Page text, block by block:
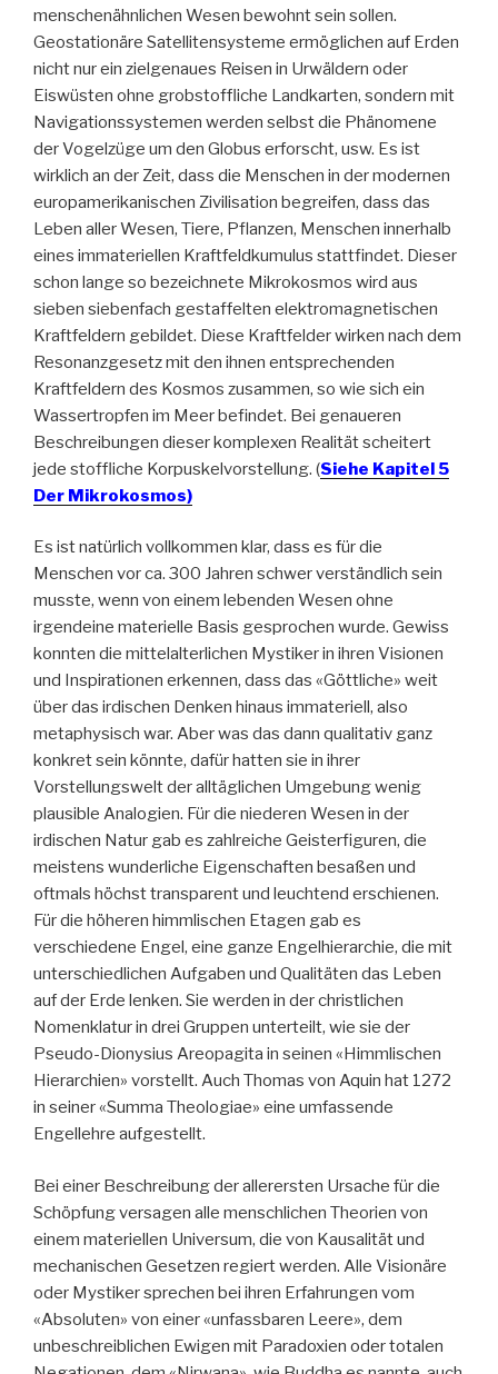
menschenähnlichen Wesen bewohnt sein sollen.
Geostationäre Satellitensysteme ermöglichen auf Erden
nicht nur ein zielgenaues Reisen in Urwäldern oder
Eiswüsten ohne grobstoffliche Landkarten, sondern mit
Navigationssystemen werden selbst die Phänomene
der Vogelzüge um den Globus erforscht, usw. Es ist
wirklich an der Zeit, dass die Menschen in der modernen
europamerikanischen Zivilisation begreifen, dass das
Leben aller Wesen, Tiere, Pflanzen, Menschen innerhalb
eines immateriellen Kraftfeldkumulus stattfindet. Dieser
schon lange so bezeichnete Mikrokosmos wird aus
sieben siebenfach gestaffelten elektromagnetischen
Kraftfeldern gebildet. Diese Kraftfelder wirken nach dem
Resonanzgesetz mit den ihnen entsprechenden
Kraftfeldern des Kosmos zusammen, so wie sich ein
Wassertropfen im Meer befindet. Bei genaueren
Beschreibungen dieser komplexen Realität scheitert
jede stoffliche Korpuskelvorstellung. (Siehe Kapitel 5
Der Mikrokosmos)
Es ist natürlich vollkommen klar, dass es für die
Menschen vor ca. 300 Jahren schwer verständlich sein
musste, wenn von einem lebenden Wesen ohne
irgendeine materielle Basis gesprochen wurde. Gewiss
konnten die mittelalterlichen Mystiker in ihren Visionen
und Inspirationen erkennen, dass das «Göttliche» weit
über das irdischen Denken hinaus immateriell, also
metaphysisch war. Aber was das dann qualitativ ganz
konkret sein könnte, dafür hatten sie in ihrer
Vorstellungswelt der alltäglichen Umgebung wenig
plausible Analogien. Für die niederen Wesen in der
irdischen Natur gab es zahlreiche Geisterfiguren, die
meistens wunderliche Eigenschaften besaßen und
oftmals höchst transparent und leuchtend erschienen.
Für die höheren himmlischen Etagen gab es
verschiedene Engel, eine ganze Engelhierarchie, die mit
unterschiedlichen Aufgaben und Qualitäten das Leben
auf der Erde lenken. Sie werden in der christlichen
Nomenklatur in drei Gruppen unterteilt, wie sie der
Pseudo-Dionysius Areopagita in seinen «Himmlischen
Hierarchien» vorstellt. Auch Thomas von Aquin hat 1272
in seiner «Summa Theologiae» eine umfassende
Engellehre aufgestellt.
Bei einer Beschreibung der allerersten Ursache für die
Schöpfung versagen alle menschlichen Theorien von
einem materiellen Universum, die von Kausalität und
mechanischen Gesetzen regiert werden. Alle Visionäre
oder Mystiker sprechen bei ihren Erfahrungen vom
«Absoluten» von einer «unfassbaren Leere», dem
unbeschreiblichen Ewigen mit Paradoxien oder totalen